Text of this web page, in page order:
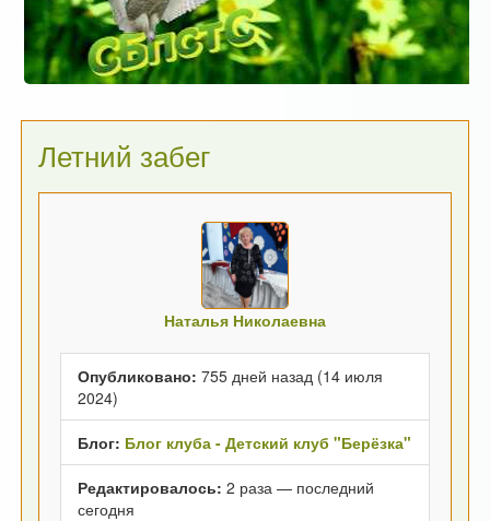
Летний забег
Наталья Николаевна
Опубликовано: 755 дней назад (14 июля
2024)
Блог: Блог клуба - Детский клуб "Берёзка"
Редактировалось: 2 раза — последний
сегодня